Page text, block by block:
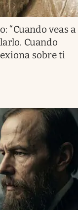
“Cuando veas a
Cuando
sobre ti